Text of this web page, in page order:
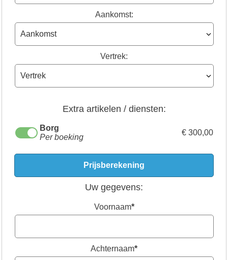
Aankomst:
Vertrek:
Extra artikelen / diensten:
Borg
Per boeking
€ 300,00
Uw gegevens:
Voornaam*
Achternaam*